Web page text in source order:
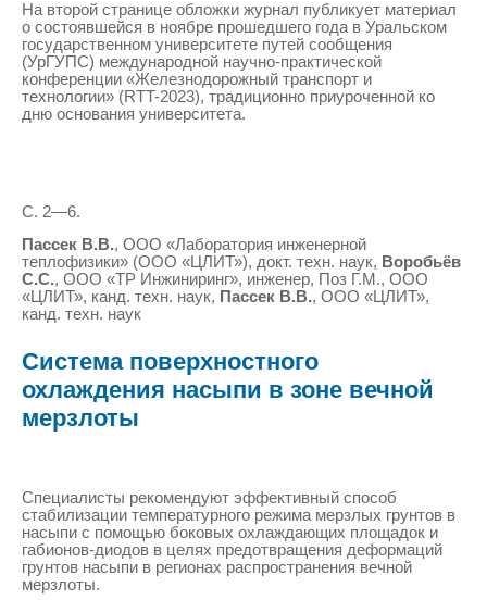
На второй странице обложки журнал публикует материал
о состоявшейся в ноябре прошедшего года в Уральском
государственном университете путей сообщения
(УрГУПС) международной научно-практической
конференции «Железнодорожный транспорт и
технологии» (RTT-2023), традиционно приуроченной ко
дню основания университета.
С. 2—6.
Пассек В.В., ООО «Лаборатория инженерной
теплофизики» (ООО «ЦЛИТ»), докт. техн. наук, Воробьёв
С.С., ООО «ТР Инжиниринг», инженер, Поз Г.М., ООО
«ЦЛИТ», канд. техн. наук, Пассек В.В., ООО «ЦЛИТ»,
канд. техн. наук
Система поверхностного
охлаждения насыпи в зоне вечной
мерзлоты
Специалисты рекомендуют эффективный способ
стабилизации температурного режима мерзлых грунтов в
насыпи с помощью боковых охлаждающих площадок и
габионов-диодов в целях предотвращения деформаций
грунтов насыпи в регионах распространения вечной
мерзлоты.